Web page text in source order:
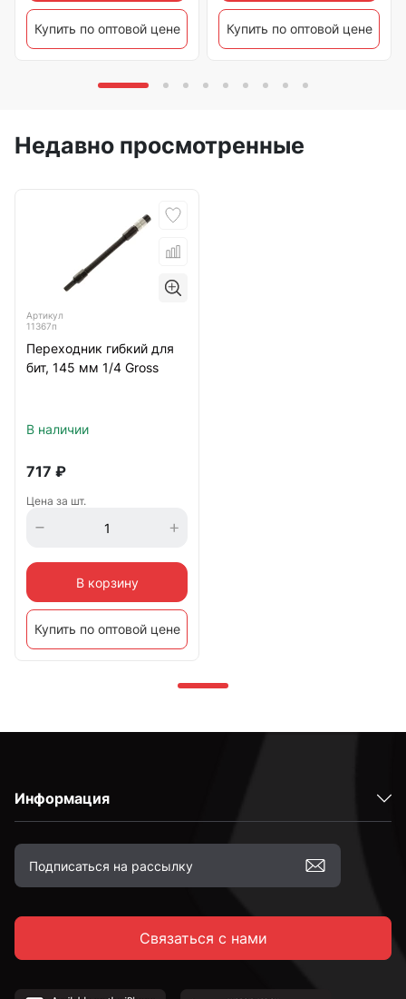
Купить по оптовой цене Купить по оптовой цене
Недавно просмотренные
Артикул
11367п
Переходник гибкий для
бит, 145 мм 1/4 Gross
В наличии
717 ₽
Цена за шт.
В корзину
Купить по оптовой цене
Информация
Связаться с нами